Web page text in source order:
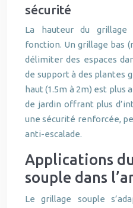
sécurité
La hauteur du
fonction. Un grillage bas
délimiter des espaces
de support à des plantes
haut (1.5m à 2m) est plus
de jardin offrant plus
une sécurité renforcée,
anti-escalade.
Applications
souple dans
Le grillage souple